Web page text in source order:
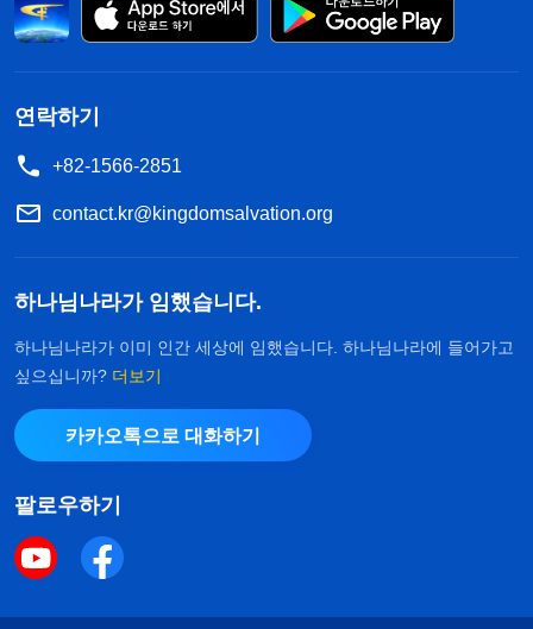
연락하기
+82-1566-2851
contact.kr@kingdomsalvation.org
하나님나라가 임했습니다.
하나님나라가 이미 인간 세상에 임했습니다. 하나님나라에 들어가고
싶으십니까? 더보기
카카오톡으로 대화하기
팔로우하기